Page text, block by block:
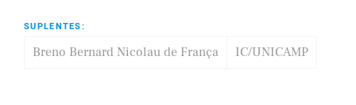
SUPLENTES:
Breno Bernard Nicolau de França IC/UNICAMP